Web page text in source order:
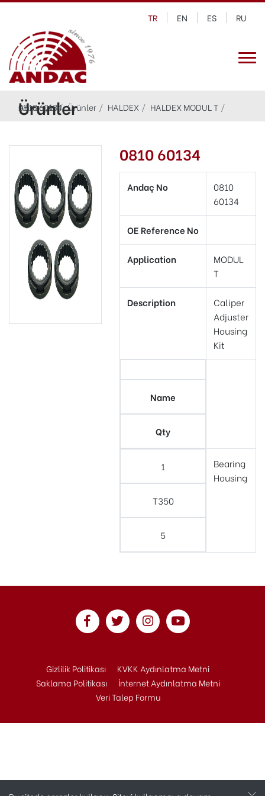
TR EN ES RU
Ürünler
Anasayfa Ürünler HALDEX HALDEX MODUL T
0810 60134
0810 60134
Andaç No
0810
60134
OE Reference No
Application
MODUL
T
Description
Caliper
Adjuster
Housing
Kit
Name
Qty
1
T350
5
Bearing
Housing
Gizlilik Politikası
KVKK Aydınlatma Metni
Saklama Politikası
İnternet Aydınlatma Metni
Veri Talep Formu